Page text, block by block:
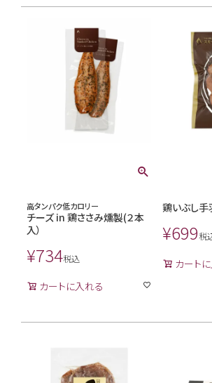
高タンパク低カロリー
チーズ in 鶏ささみ燻製(２本
入）
¥734税込
カートに入れる
鶏いぶし手
¥699税
カート